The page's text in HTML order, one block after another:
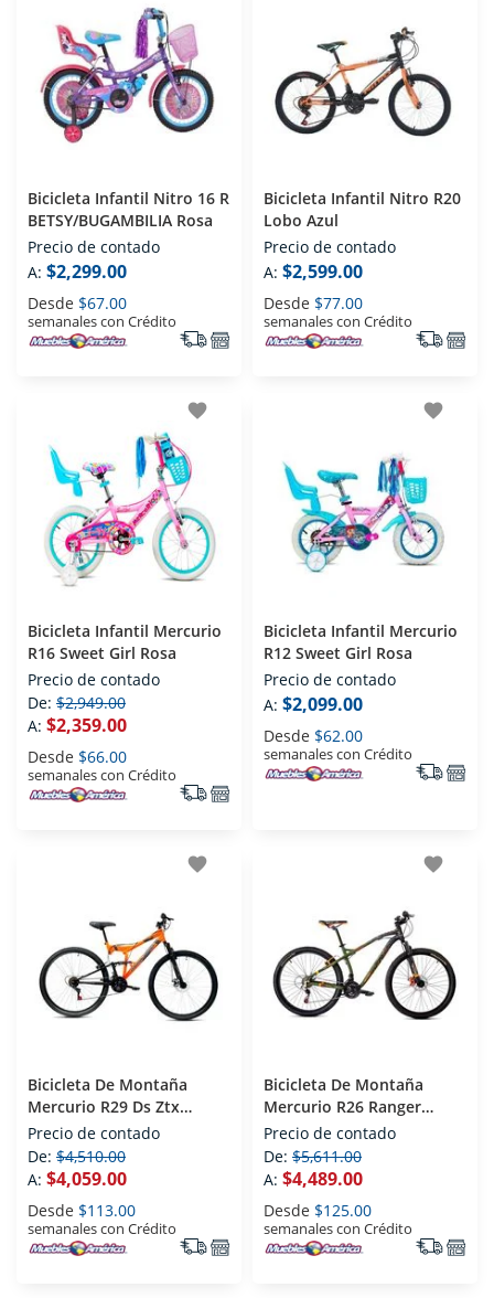
Bicicleta Infantil Nitro 16 R
BETSY/BUGAMBILIA Rosa
Precio de contado
A: $2,299.00
Desde $67.00
semanales con Crédito
Bicicleta Infantil Nitro R20
Lobo Azul
Precio de contado
A: $2,599.00
Desde $77.00
semanales con Crédito
favorite
Bicicleta Infantil Mercurio
R16 Sweet Girl Rosa
Precio de contado
De: $2,949.00
A: $2,359.00
Desde $66.00
semanales con Crédito
favorite
Bicicleta Infantil Mercurio
R12 Sweet Girl Rosa
Precio de contado
A: $2,099.00
Desde $62.00
semanales con Crédito
favorite
Bicicleta De Montaña
Mercurio R29 Ds Ztx
Naranja
Precio de contado
De: $4,510.00
A: $4,059.00
Desde $113.00
semanales con Crédito
favorite
Bicicleta De Montaña
Mercurio R26 Ranger
Verde
Precio de contado
De: $5,611.00
A: $4,489.00
Desde $125.00
semanales con Crédito